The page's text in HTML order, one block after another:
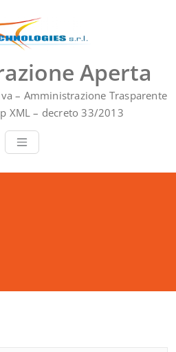
Aperta
– Amministrazione Trasparente
XML – decreto 33/2013